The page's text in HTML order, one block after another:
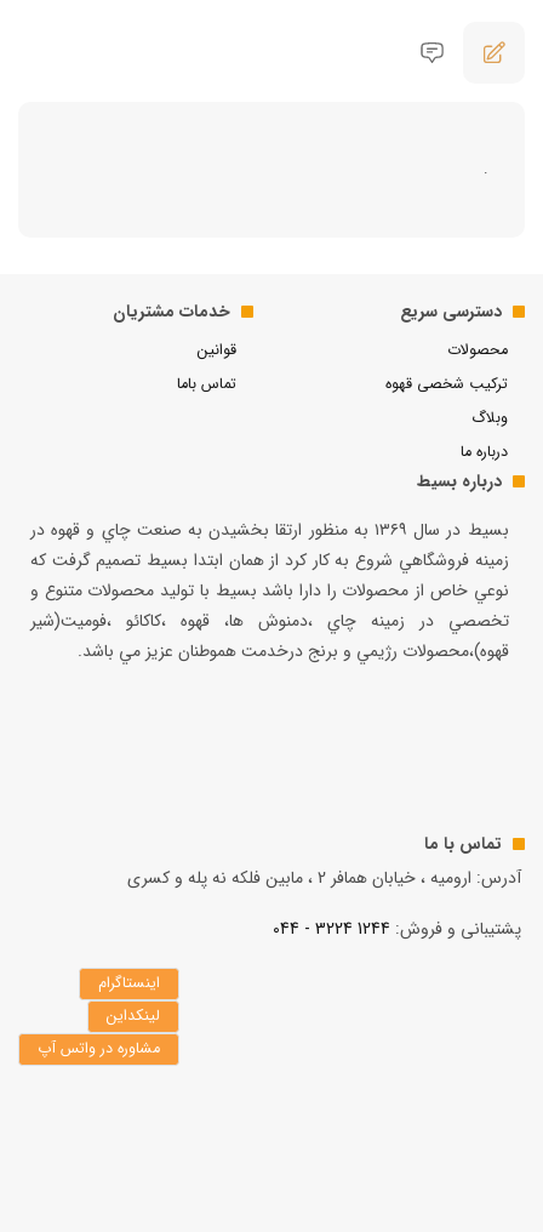
.
دسترسی سریع
محصولات
ترکیب شخصی قهوه
وبلاگ
درباره ما
خدمات مشتریان
قوانین
تماس باما
درباره بسیط
بسيط در سال ۱۳۶۹ به منظور ارتقا بخشيدن به صنعت چاي و قهوه در
زمينه فروشگاهي شروع به كار كرد از همان ابتدا بسيط تصميم گرفت كه
نوعي خاص از محصولات را دارا باشد بسيط با توليد محصولات متنوع و
تخصصي در زمينه چاي ،دمنوش ها، قهوه ،كاكائو ،فوميت(شير
قهوه)،محصولات رژيمي و برنج درخدمت هموطنان عزيز مي باشد.
تماس با ما
آدرس: ارومیه ، خیابان همافر 2 ، مابين فلكه نه پله و کسری
پشتیبانی و فروش: 1244 3224 - 044
اینستاگرام
لینکداین
مشاوره در واتس آپ